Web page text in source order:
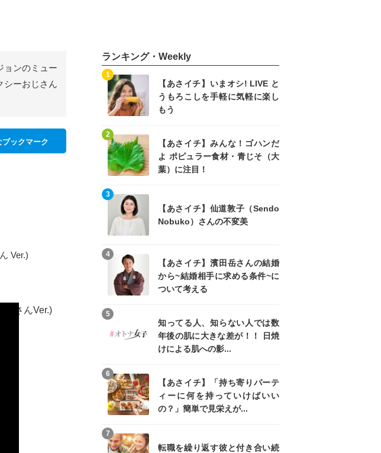
ョンのミュー
シーおじさん
ブックマーク
Ver.)
じさんVer.)
ランキング・Weekly
【あさイチ】いまオシ! LIVE と
うもろこしを手軽に気軽に楽し
もう
1
【あさイチ】みんな！ゴハンだ
よ ポピュラー食材・青じそ（大
葉）に注目！
2
【あさイチ】仙道敦子（Sendo
Nobuko）さんの不変美
3
【あさイチ】濱田岳さんの結婚
から~結婚相手に求める条件~に
ついて考える
4
知ってる人、知らない人では数
年後の肌に大きな差が！！ 日焼
けによる肌への影...
5
【あさイチ】「持ち寄りパーテ
ィーに何を持っていけばいい
の？」簡単で見栄えが...
6
転職を繰り返す彼と付き合い続
7